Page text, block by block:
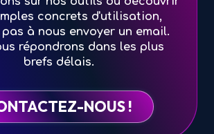
concrets d'utilisation,
à nous envoyer un email.
répondrons dans les plus
brefs délais.
NOUS !